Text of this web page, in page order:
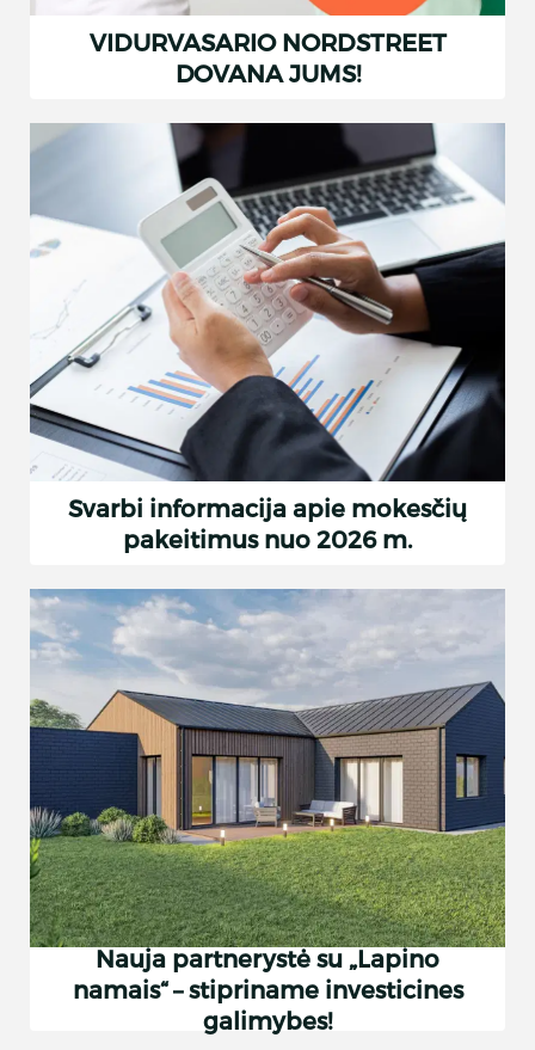
VIDURVASARIO NORDSTREET
DOVANA JUMS!
Svarbi informacija apie mokesčių
pakeitimus nuo 2026 m.
Nauja partnerystė su „Lapino
namais“ – stipriname investicines
galimybes!